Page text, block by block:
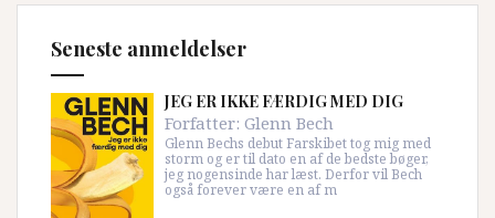
Seneste anmeldelser
JEG ER IKKE FÆRDIG MED DIG
Forfatter: Glenn Bech
Glenn Bechs debut Farskibet tog mig med
storm og er til dato en af de bedste bøger,
jeg nogensinde har læst. Derfor vil Bech
også forever være en af m